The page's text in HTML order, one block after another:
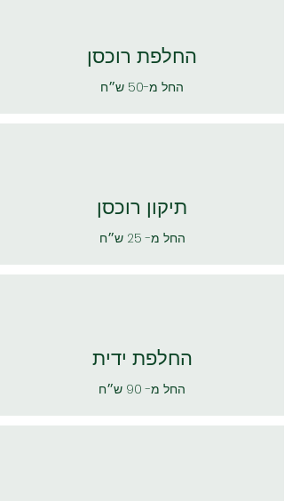
החלפת רוכסן
החל מ-50 ש״ח
תיקון רוכסן
החל מ- 25 ש״ח
החלפת ידית
החל מ- 90 ש״ח